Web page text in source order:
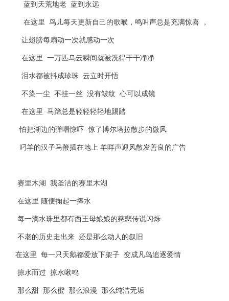
蓝到天荒地老 蓝到永远
在这里 鸟儿每天更新自己的歌喉，鸣叫声总是充满惊喜 ，
让翅膀每扇动一次就感动一次
在这里 一万匹乌云瞬间就被洗得干干净净
泪水都被抖成珍珠 云立时开悟
不染一尘 不挂一丝 没有皱纹 心可以成镜
在这里 马蹄总是轻轻轻轻地踢踏
怕把湖边的弹唱惊吓 惊了博尔塔拉散步的微风
叼羊的汉子马鞭插在地上 羊咩声迎风散发善良的广告
赛里木湖 我圣洁的赛里木湖
在这里 随便掬起一捧水
每一滴水珠里都有西王母娘娘的慈悲传说闪烁
不老的历史走出来 还是那么动人的叙旧
在这里 每一只天鹅都爱放下架子 变成凡鸟追逐爱情
掠水而过 掠水啾鸣
那么甜 那么蜜 那么浪漫 那么纯洁无垢